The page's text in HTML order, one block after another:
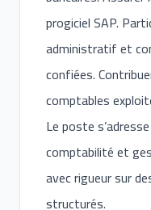
progiciel SAP.
administratif et
confiées.
comptables
Le poste
comptabilité et
avec rigueur sur
structurés.